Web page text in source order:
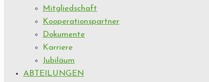
Mitgliedschaft
Kooperationspartner
Dokumente
Karriere
Jubiläum
ABTEILUNGEN